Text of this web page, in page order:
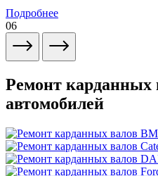
Подробнее
06
Ремонт
автомобилей